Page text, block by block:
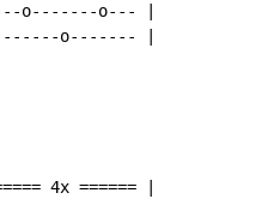
o-------o--- |
o------- |
4x ====== |